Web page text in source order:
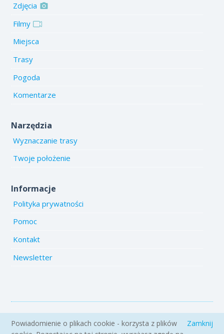
Zdjęcia
Filmy
Miejsca
Trasy
Pogoda
Komentarze
Narzędzia
Wyznaczanie trasy
Twoje położenie
Informacje
Polityka prywatności
Pomoc
Kontakt
Newsletter
Copyright 2005-2026 www.emiejsca.pl. Kopiowanie treści i zdjęć
zabronione.
Powiadomienie o plikach cookie - korzysta z plików
Zamknij